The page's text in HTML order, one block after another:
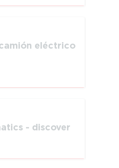
eléctrico
- discover